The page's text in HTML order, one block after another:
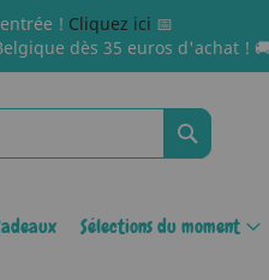
! Cliquez ici 📅
dès 35 euros d'achat ! 🚚
Rechercher
Sélections du moment